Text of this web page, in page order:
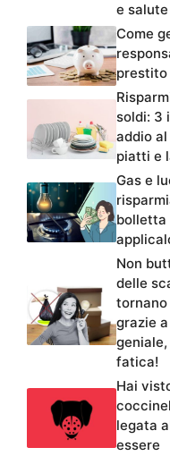
e salute
Come
prestito
soldi: 3
addio
piatti e
Gas e
bolletta
Non
delle
grazie
fatica!
Hai
legata
essere